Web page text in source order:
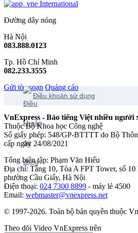
International
Đường dây nóng
Hà Nội
083.888.0123
Tp. Hồ Chí Minh
082.233.3555
Gửi tòa soạn Quảng cáo
Điều khoản sử dụng
VnExpress - Báo tiếng Việt nhiều người
Thuộc Bộ Khoa học Công nghệ
Số giấy phép: 548/GP-BTTTT do Bộ
cấp ngày 24/08/2021
Tổng biên tập: Phạm Văn Hiếu
Địa chỉ: Tầng 10, Tòa A FPT Tower, số 10
phường Cầu Giấy, Hà Nội
Điện thoại: 024 7300 8899 - máy lẻ 4500
Email: webmaster@vnexpress.net
© 1997-2026. Toàn bộ bản quyền thuộc
Theo dõi Video VnExpress trên